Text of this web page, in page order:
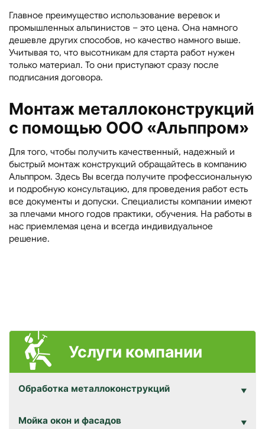
Главное преимущество использование веревок и
промышленных альпинистов – это цена. Она намного
дешевле других способов, но качество намного выше.
Учитывая то, что высотникам для старта работ нужен
только материал. То они приступают сразу после
подписания договора.
Монтаж металлоконструкций
с помощью ООО «Альппром»
Для того, чтобы получить качественный, надежный и
быстрый монтаж конструкций обращайтесь в компанию
Альппром. Здесь Вы всегда получите профессиональную
и подробную консультацию, для проведения работ есть
все документы и допуски. Специалисты компании имеют
за плечами много годов практики, обучения. На работы в
нас приемлемая цена и всегда индивидуальное
решение.
Услуги компании
Обработка металлоконструкций
Мойка окон и фасадов